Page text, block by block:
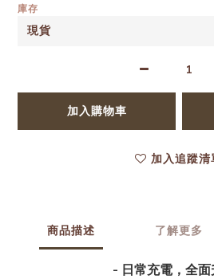
庫存
加入購物車
加入追蹤清
商品描述 了解更多
- 日常充電，全